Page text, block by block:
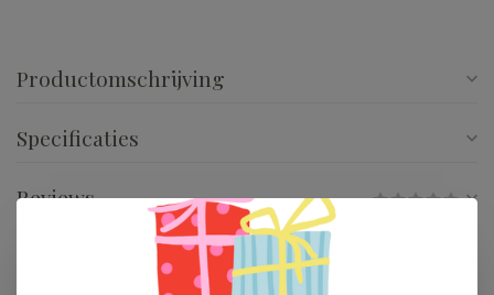
Productomschrijving
Specificaties
Reviews
Gerelateerde producten